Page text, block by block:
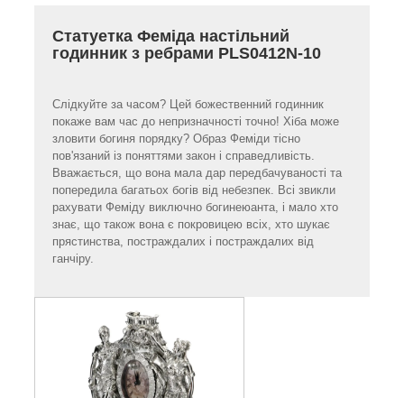
Статуетка Феміда настільний
годинник з ребрами PLS0412N-10
Слідкуйте за часом? Цей божественний годинник
покаже вам час до непризначності точно! Хіба може
зловити богиня порядку? Образ Феміди тісно
пов'язаний із поняттями закон і справедливість.
Вважається, що вона мала дар передбачуваності та
попередила багатьох богів від небезпек. Всі звикли
рахувати Феміду виключно богинеюанта, і мало хто
знає, що також вона є покровицею всіх, хто шукає
прястинства, постраждалих і постраждалих від
ганчіру.